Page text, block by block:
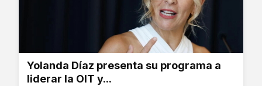
Yolanda Díaz presenta su programa a
liderar la OIT y...